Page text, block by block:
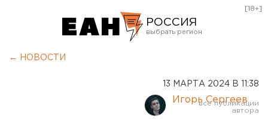
РОССИЯ
Курган
Оренбург
[18+]
← НОВОСТИ
13 МАРТА 2024 В 11:38
Игорь Сергеев